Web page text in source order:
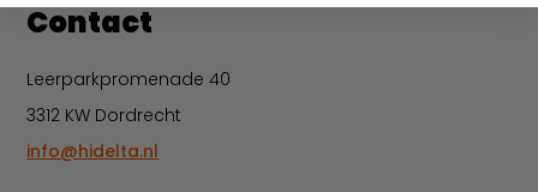
Contact
Leerparkpromenade 40
3312 KW Dordrecht
info@hidelta.nl